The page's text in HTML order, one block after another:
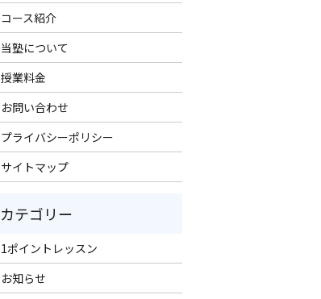
コース紹介
当塾について
授業料金
お問い合わせ
プライバシーポリシー
サイトマップ
1ポイントレッスン
お知らせ